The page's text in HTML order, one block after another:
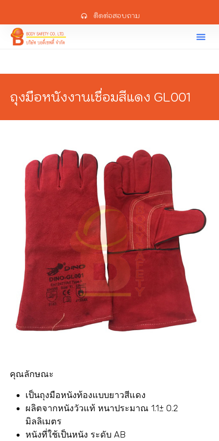
ติดต่อสอบถาม
ถุงมือหนังงานเชื่อมสีแดง GL001
คุณลักษณะ
เป็นถุงมือหนังท้องแบบยาวสีแดง
ผลิตจากหนังวัวแท้ หนาประมาณ 1.1± 0.2
มิลลิเมตร
หนังที่ใช้เป็นหนัง ระดับ AB